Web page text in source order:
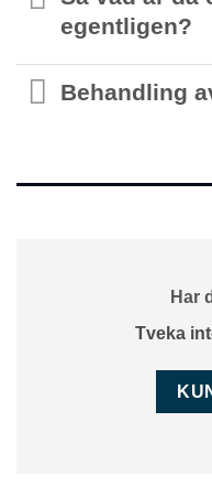
egentligen?
Behandling
Har
Tveka